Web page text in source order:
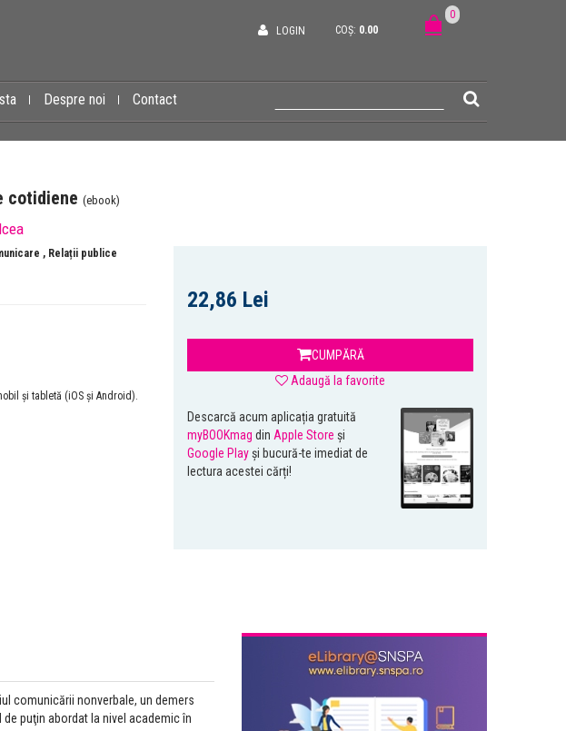
LOGIN COȘ: 0.00
0
Despre noi Contact
cotidiene (ebook)
, Relații publice
și tabletă (iOS și Android).
22,86 Lei
CUMPĂRĂ
Adaugă la favorite
Descarcă acum aplicația gratuită
myBOOKmag din Apple Store și
Google Playși bucură-te imediat de
lectura acestei cărți!
comunicării nonverbale, un demers
puţin abordat la nivel academic în